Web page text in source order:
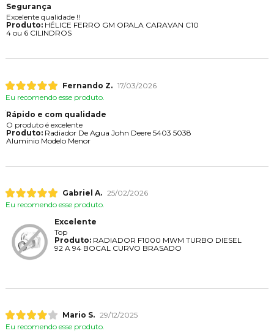
Segurança
Excelente qualidade !!
Produto:HÉLICE FERRO GM OPALA CARAVAN C10
4 ou 6 CILINDROS
Fernando Z. 17/03/2026
Eu recomendo esse produto.
Rápido e com qualidade
O produto é excelente
Produto:Radiador De Agua John Deere 5403 5038
Aluminio Modelo Menor
Gabriel A. 25/02/2026
Eu recomendo esse produto.
Excelente
Top
Produto:RADIADOR F1000 MWM TURBO DIESEL
92 A 94 BOCAL CURVO BRASADO
Mario S. 29/12/2025
Eu recomendo esse produto.